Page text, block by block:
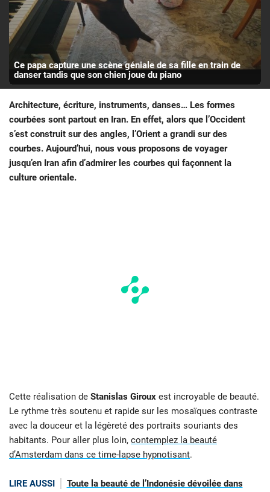
Ce papa capture une scène géniale de sa fille en train de
danser tandis que son chien joue du piano
Architecture, écriture, instruments, danses… Les formes
courbées sont partout en Iran. En effet, alors que l’Occident
s’est construit sur des angles, l’Orient a grandi sur des
courbes. Aujourd’hui, nous vous proposons de voyager
jusqu’en Iran afin d’admirer les courbes qui façonnent la
culture orientale.
Cette réalisation de Stanislas Giroux est incroyable de beauté.
Le rythme très soutenu et rapide sur les mosaïques contraste
avec la douceur et la légèreté des portraits souriants des
habitants. Pour aller plus loin, contemplez la beauté
d’Amsterdam dans ce time-lapse hypnotisant.
LIRE AUSSI
Toute la beauté de l’Indonésie dévoilée dans